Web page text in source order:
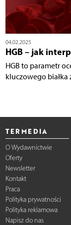
04.02.2025
HGB – jak
HGB to parametr
kluczowego białka
TERMEDIA
O Wydawnictwie
Oferty
Newsletter
Kontakt
Praca
Polityka prywatności
Polityka reklamowa
Napisz do nas